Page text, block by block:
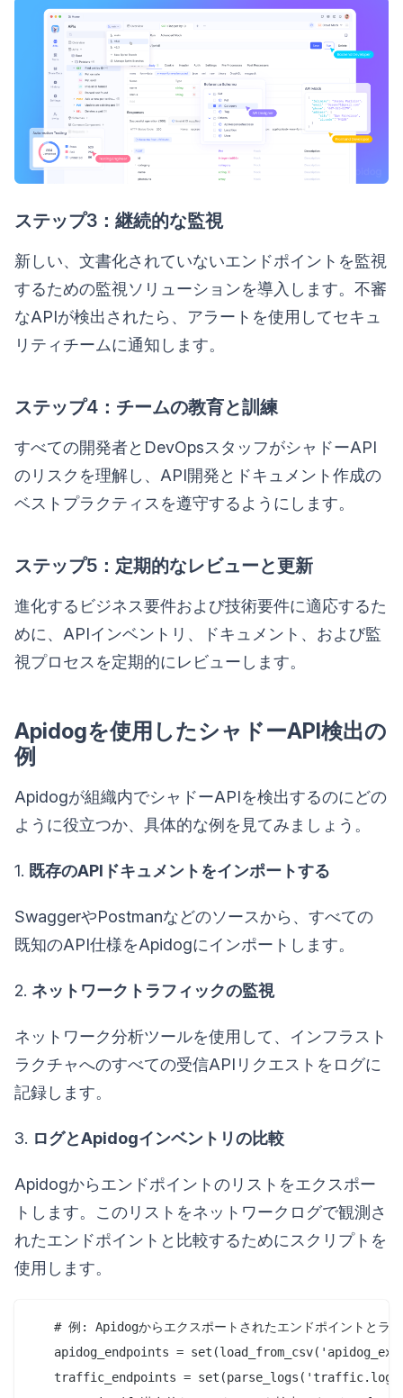
ステップ3：継続的な監視
新しい、文書化されていないエンドポイントを監視
するための監視ソリューションを導入します。不審
なAPIが検出されたら、アラートを使用してセキュ
リティチームに通知します。
ステップ4：チームの教育と訓練
すべての開発者とDevOpsスタッフがシャドーAPI
のリスクを理解し、API開発とドキュメント作成の
ベストプラクティスを遵守するようにします。
ステップ5：定期的なレビューと更新
進化するビジネス要件および技術要件に適応するた
めに、APIインベントリ、ドキュメント、および監
視プロセスを定期的にレビューします。
Apidogを使用したシャドーAPI検出の
例
Apidogが組織内でシャドーAPIを検出するのにどの
ように役立つか、具体的な例を見てみましょう。
1. 既存のAPIドキュメントをインポートする
SwaggerやPostmanなどのソースから、すべての
既知のAPI仕様をApidogにインポートします。
2. ネットワークトラフィックの監視
ネットワーク分析ツールを使用して、インフラスト
ラクチャへのすべての受信APIリクエストをログに
記録します。
3. ログとApidogインベントリの比較
Apidogからエンドポイントのリストをエクスポー
トします。このリストをネットワークログで観測さ
れたエンドポイントと比較するためにスクリプトを
使用します。
# 例: Apidogからエクスポートされたエンドポイントとラ
apidog_endpoints =
traffic_endpoints =